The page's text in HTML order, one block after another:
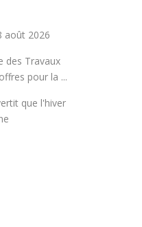
août 2026
des Travaux
pour la ...
que l'hiver